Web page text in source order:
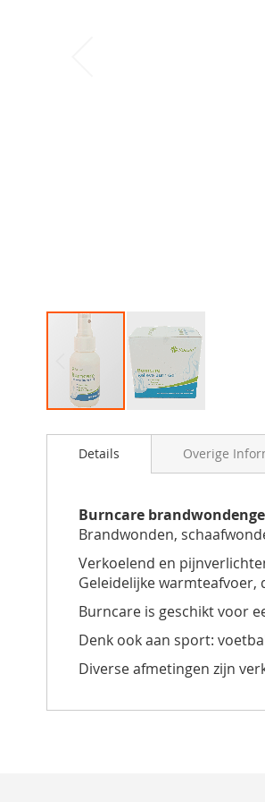
Details
Burncare
Brandwonden,
Verkoelend en
Geleidelijke
Burncare is geschikt voor
Denk ook aan sport:
Diverse afmetingen zijn
Overige